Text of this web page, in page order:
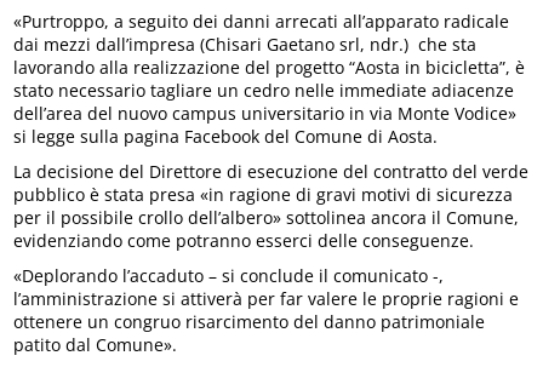
«Purtroppo, a seguito dei danni arrecati all’apparato radicale
dai mezzi dall’impresa (Chisari Gaetano srl, ndr.) che sta
lavorando alla realizzazione del progetto “Aosta in bicicletta”, è
stato necessario tagliare un cedro nelle immediate adiacenze
dell’area del nuovo campus universitario in via Monte Vodice»
si legge sulla pagina Facebook del Comune di Aosta.
La decisione del Direttore di esecuzione del contratto del verde
pubblico è stata presa «in ragione di gravi motivi di sicurezza
per il possibile crollo dell’albero» sottolinea ancora il Comune,
evidenziando come potranno esserci delle conseguenze.
«Deplorando l’accaduto – si conclude il comunicato -,
l’amministrazione si attiverà per far valere le proprie ragioni e
ottenere un congruo risarcimento del danno patrimoniale
patito dal Comune».